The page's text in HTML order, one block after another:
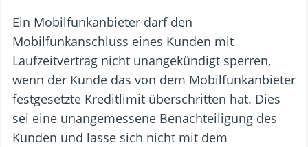
Ein Mobilfunkanbieter darf den
Mobilfunkanschluss eines Kunden mit
Laufzeitvertrag nicht unangekündigt sperren,
wenn der Kunde das von dem Mobilfunkanbieter
festgesetzte Kreditlimit überschritten hat. Dies
sei eine unangemessene Benachteiligung des
Kunden und lasse sich nicht mit dem